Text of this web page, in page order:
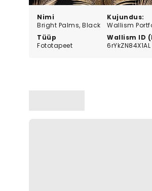
Nimi
Bright Palms, Black
Kujundus:
Wallism
Tüüp
Fototapeet
Wallism ID
6rYkZN84X1AL